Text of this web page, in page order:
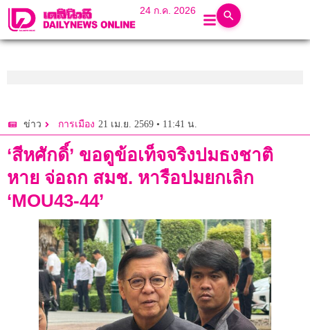
24 ก.ค. 2026
ข่าว การเมือง 21 เม.ย. 2569 • 11:41 น.
‘สีหศักดิ์’ ขอดูข้อเท็จจริงปมธงชาติ
หาย จ่อถก สมช. หารือปมยกเลิก
‘MOU43-44’